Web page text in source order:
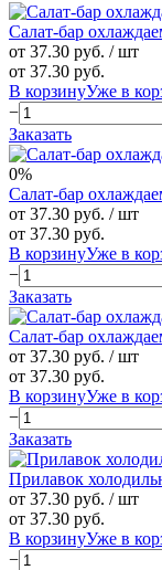
Салат-бар
от 37.30 руб. / шт
от 37.30 руб.
В корзинуУже в
−
Заказать
0%
Салат-бар
от 37.30 руб. / шт
от 37.30 руб.
В корзинуУже в
−
Заказать
Салат-бар
от 37.30 руб. / шт
от 37.30 руб.
В корзинуУже в
−
Заказать
Прилавок
от 37.30 руб. / шт
от 37.30 руб.
В корзинуУже в
−